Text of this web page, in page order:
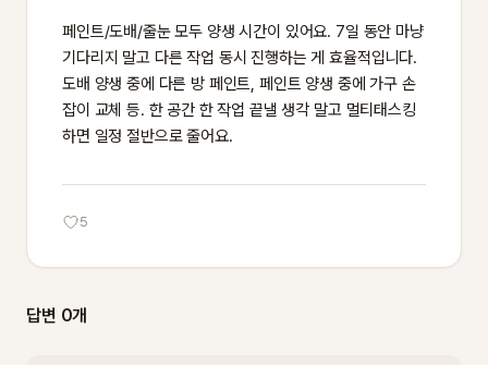
페인트/도배/줄눈 모두 양생 시간이 있어요. 7일 동안 마냥
기다리지 말고 다른 작업 동시 진행하는 게 효율적입니다.
도배 양생 중에 다른 방 페인트, 페인트 양생 중에 가구 손
잡이 교체 등. 한 공간 한 작업 끝낼 생각 말고 멀티태스킹
하면 일정 절반으로 줄어요.
5
답변 0개